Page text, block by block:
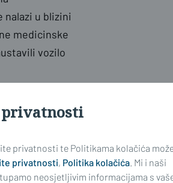
u blizini
medicinske
vozilo
ali u
nerijetko
slučaju
privatnosti
privatnosti te Politikama kolačića
privatnosti, Politika kolačića . Mi i naši
neosjetljivim informacijama s